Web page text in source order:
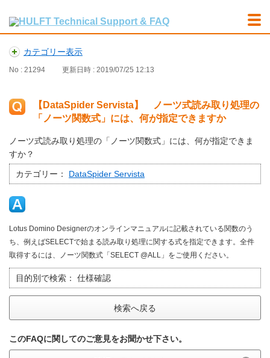
カテゴリー表示
No : 21294 更新日時 : 2019/07/25 12:13
【DataSpider Servista】 ノーツ式読み取り処理の
「ノーツ関数式」には、何が指定できますか
ノーツ式読み取り処理の「ノーツ関数式」には、何が指定できま
すか？
カテゴリー： DataSpider Servista
Lotus Domino Designerのオンラインマニュアルに記載されている関数のう
ち、例えばSELECTで始まる読み取り処理に関する式を指定できます。全件
取得するには、ノーツ関数式「SELECT @ALL」をご使用ください。
目的別で検索： 仕様確認
検索へ戻る
このFAQに関してのご意見をお聞かせ下さい。